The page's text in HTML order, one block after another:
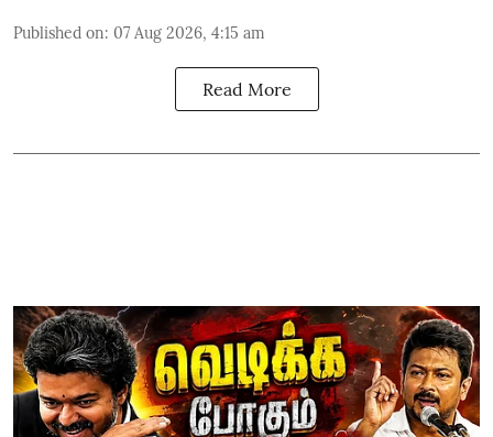
Published on: 07 Aug 2026, 4:15 am
Read More